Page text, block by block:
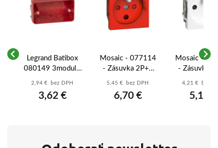
Legrand Batibox
080149 3moduly,
hĺbka 40mm
2,94 € bez DPH
3,62 €
Mosaic - 077114
- Zásuvka 2P+T
nezámenná 2M
5,45 € bez DPH
6,70 €
Mosaic -
- Zásuvka
2M biela
4,21 € bez
5,18 €